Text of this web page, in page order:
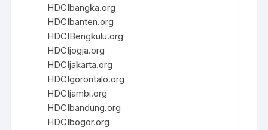
HDCIbangka.org
HDCIbanten.org
HDCIBengkulu.org
HDCIjogja.org
HDCIjakarta.org
HDCIgorontalo.org
HDCIjambi.org
HDCIbandung.org
HDCIbogor.org